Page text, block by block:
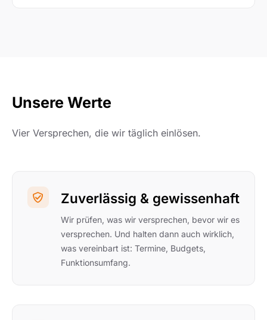
Unsere Werte
Vier Versprechen, die wir täglich einlösen.
Zuverlässig & gewissenhaft
Wir prüfen, was wir versprechen, bevor wir es
versprechen. Und halten dann auch wirklich,
was vereinbart ist: Termine, Budgets,
Funktionsumfang.